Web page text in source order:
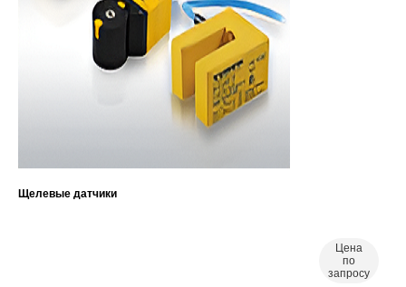
Щелевые датчики
Цена
по
запросу